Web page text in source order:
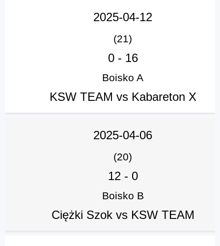
2025-04-12
(21)
0- 16
Boisko A
KSW TEAM vs Kabareton X
2025-04-06
(20)
12- 0
Boisko B
Ciężki Szok vs KSW TEAM